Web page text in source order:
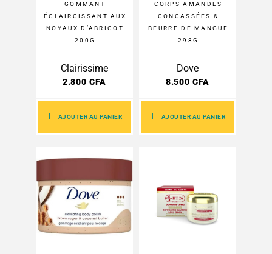
AJOUTER AU PANIER
GOMMANT
ÉCLAIRCISSANT AUX
NOYAUX D’ABRICOT
200G
Clairissime
2.800 CFA
AJOUTER AU PANIER
CORPS AMANDES
CONCASSÉES &
BEURRE DE MANGUE
298G
Dove
8.500 CFA